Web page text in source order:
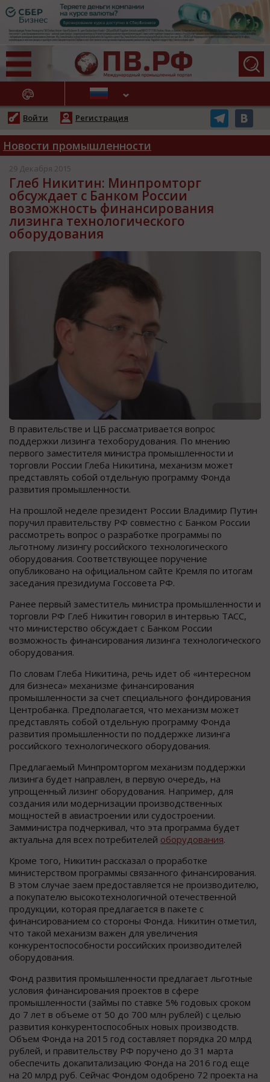
НОВОСТИ
Войти Регистрация
Новости промышленности
29 Декабря 2015
Глеб Никитин: Минпромторг
обсуждает с Банком России
возможность финансирования
лизинга технологического
оборудования
В правительстве и ЦБ рассматривается вопрос
поддержки лизинга техоборудования. По мнению
первого заместителя министра промышленности и
торговли России Глеба Никитина, механизм может
представлять собой отдельную программу Фонда
развития промышленности.
На прошлой неделе президент России Владимир Путин
поручил правительству РФ совместно с Банком России
рассмотреть вопрос о разработке программы по
льготному лизингу российского технологического
оборудования. Соответствующее поручение
опубликовано на официальном сайте Кремля по итогам
заседания президиума Госсовета РФ.
Ранее первый заместитель министра промышленности и
торговли РФ Глеб Никитин говорил в интервью ТАСС,
что министерство обсуждает с Банком России
возможность финансирования лизинга технологического
оборудования.
По словам Глеба Никитина, речь идет об «интересном
для бизнеса» механизме финансирования
промышленности за счет специального фондирования
Центробанка. Предполагается, что механизм может
представлять собой отдельную программу Фонда
развития промышленности по поддержке лизинга
российского технологического оборудования.
Предлагаемый Минпромторгом механизм поддержки
лизинга будет направлен, в первую очередь, на
упрощенный лизинг оборудования. Например, для
создания или модернизации производственных
мощностей в авиастроении или судостроении.
Замминистра подчеркивал, что эта программа будет
актуальна для всех потребителей оборудования.
Кроме того, Никитин рассказал о проработке
министерством программы связанного финансирования.
В этом случае заем предоставляется не производителю,
а покупателю высокотехнологичной отечественной
продукции, которая предлагается в пакете с
финансированием со стороны Фонда. Никитин отметил,
что такой механизм важен для увеличения
конкурентоспособности российских производителей
оборудования.
Фонд развития промышленности предлагает льготные
условия финансирования проектов в сфере
промышленности (займы по ставке 5% годовых сроком
до 7 лет в объеме от 50 до 700 млн рублей) с целью
развития конкурентоспособных новых производств.
Объем Фонда на 2015 год составляет порядка 20 млрд
рублей, и правительству РФ поручено до 31 марта
обеспечить докапитализацию Фонда на 2016 год еще
на 20 млрд руб. Сейчас Фондом одобрено 72 проекта на